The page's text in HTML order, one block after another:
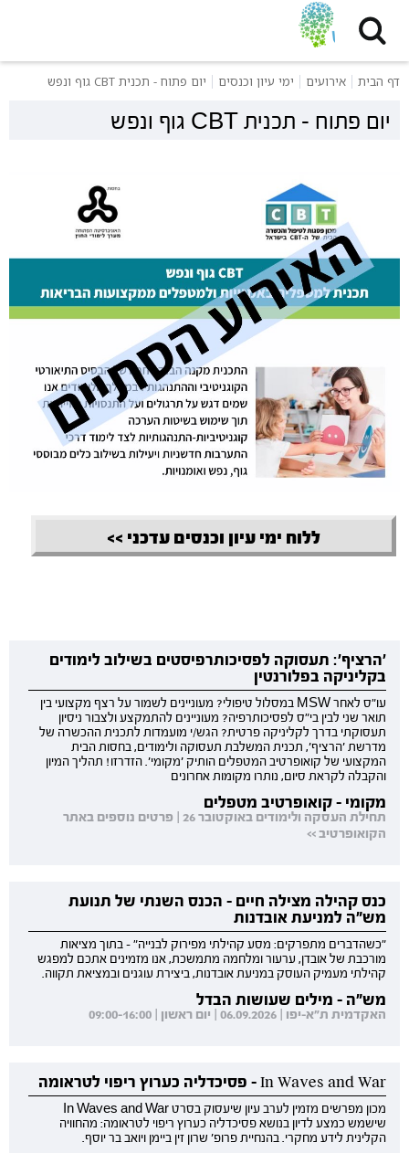
דף הבית אירועים ימי עיון וכנסים יום פתוח - תכנית CBT גוף ונפש
יום פתוח - תכנית CBT גוף ונפש
ללוח ימי עיון וכנסים עדכני >>
'הרציף': תעסוקה לפסיכותרפיסטים בשילוב לימודים
בקליניקה בפלורנטין
עו"ס לאחר MSW במסלול טיפולי? מעוניינים לשמור על רצף מקצועי בין
תואר שני לבין בי"ס לפסיכותרפיה? מעוניינים להתמקצע ולצבור ניסיון
תעסוקתי בדרך לקליניקה פרטית? הגש/י מועמדות לתכנית ההכשרה של
מדרשת 'הרציף', תכנית המשלבת תעסוקה ולימודים, בחסות הבית
המקצועי של קואופרטיב המטפלים הותיק 'מקומי'. הזדרזו! תהליך המיון
והקבלה לקראת סיום, נותרו מקומות אחרונים
מקומי - קואופרטיב מטפלים
תחילת העסקה ולימודים באוקטובר 26 | פרטים נוספים באתר
הקואופרטיב >>
כנס קהילה מצילה חיים - הכנס השנתי של תנועת
מש"ה למניעת אובדנות
"כשהדברים מתפרקים: מסע קהילתי מפירוק לבנייה" - בתוך מציאות
מורכבת של אובדן, ערעור ומלחמה מתמשכת, אנו מזמינים אתכם למפגש
קהילתי מעמיק העוסק במניעת אובדנות, ביצירת עוגנים ובמציאת תקווה.
מש"ה - מילים שעושות הבדל
האקדמית ת"א-יפו | 06.09.2026 | יום ראשון | 09:00-16:00
In Waves and War - פסיכדליה כערוץ ריפוי לטראומה
מכון מפרשים מזמין לערב עיון שיעסוק בסרט In Waves and War
שישמש כמצע לדיון בנושא פסיכדליה כערוץ ריפוי לטראומה: מהחוויה
הקלינית לידע מחקרי. בהנחיית פרופ' שרון זין ביימן ויואב בר יוסף.